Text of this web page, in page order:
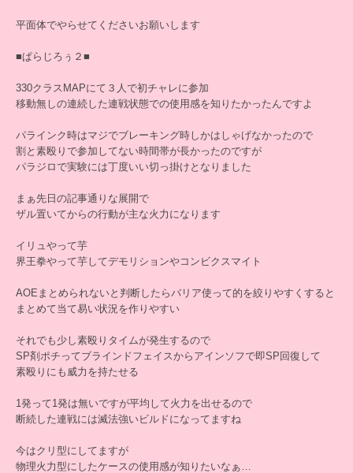
平面体でやらせてくださいお願いします
■ぱらじろぅ２■
330クラスMAPにて３人で初チャレに参加
移動無しの連続した連戦状態での使用感を知りたかったんですよ
パラインク時はマジでブレーキング時しかはしゃげなかったので
割と素殴りで参加してない時間帯が長かったのですが
パラジロで実験には丁度いい切っ掛けとなりました
まぁ先日の記事通りな展開で
ザル置いてからの行動が主な火力になります
イリュやって芋
界王拳やって芋してデモリションやコンビクスマイト
AOEまとめられないと判断したらバリア使って的を絞りやすくすると
まとめて当て易い状況を作りやすい
それでも少し素殴りタイムが発生するので
SP剤ポチってブラインドフェイスからアインソフで即SP回復して
素殴りにも威力を持たせる
1発って1発は無いですが平均して火力を出せるので
断続した連戦には滅法強いビルドになってますね
今はクリ型にしてますが
物理火力型にしたケースの使用感が知りたいなぁ…